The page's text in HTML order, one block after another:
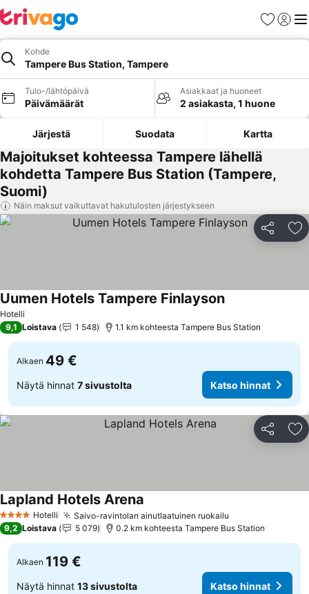
Suosikit
Kohde
Tampere Bus Station, Tampere
Tulo-/lähtöpäivä
Päivämäärät
Asiakkaat ja huoneet
2 asiakasta, 1 huone
Järjestä Suodata Kartta
Majoitukset kohteessa Tampere lähellä
kohdetta Tampere Bus Station (Tampere,
Suomi)
Näin maksut vaikuttavat hakutulosten järjestykseen
Jaa
Hotelli
Uumen Hotels Tampere Finlayson
9,1 Loistava 1 548 1.1 km kohteesta Tampere Bus Station
Alkaen 49 €
Näytä hinnat 7 sivustolta Katso hinnat
Jaa
4 Tähtiluokitus
Hotelli Saivo-ravintolan ainutlaatuinen ruokailu
Lapland Hotels Arena
9,2 Loistava 5 079 0.2 km kohteesta Tampere Bus Station
Alkaen 119 €
Näytä hinnat 13 sivustolta Katso hinnat